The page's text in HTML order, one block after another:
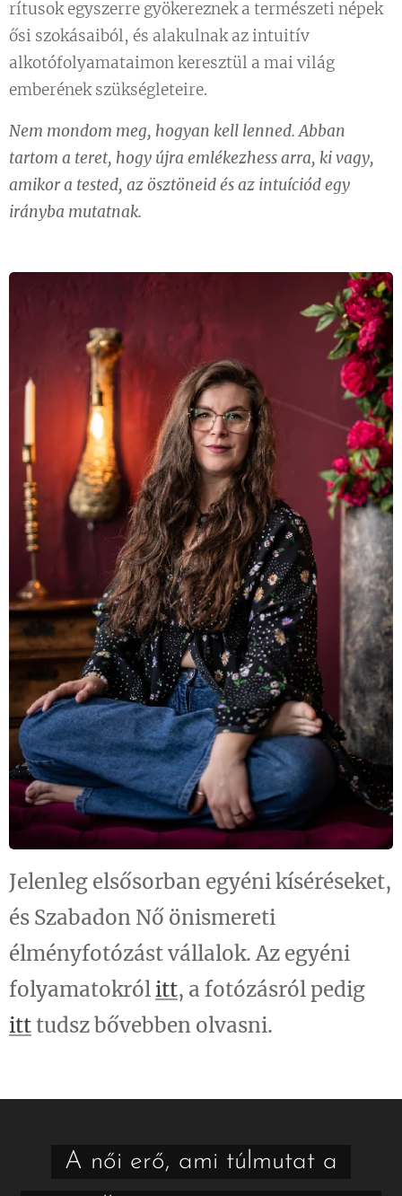
rítusok egyszerre gyökereznek a természeti népek
ősi szokásaiból, és alakulnak az intuitív
alkotófolyamataimon keresztül a mai világ
emberének szükségleteire.
Nem mondom meg, hogyan kell lenned. Abban
tartom a teret, hogy újra emlékezhess arra, ki vagy,
amikor a tested, az ösztöneid és az intuíciód egy
irányba mutatnak.
Jelenleg elsősorban egyéni kíséréseket,
és Szabadon Nő önismereti
élményfotózást vállalok. Az egyéni
folyamatokról itt, a fotózásról pedig
itttudsz bővebben olvasni.
A női erő, ami túlmutat a